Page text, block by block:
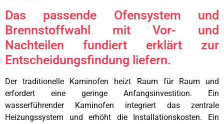
Das passende Ofensystem und
Brennstoffwahl mit Vor- und
Nachteilen fundiert erklärt zur
Entscheidungsfindung liefern.
Der traditionelle Kaminofen heizt Raum für Raum und
erfordert eine geringe Anfangsinvestition. Ein
wasserführender Kaminofen integriert das zentrale
Heizungssystem und erhöht die Installationskosten. Ein